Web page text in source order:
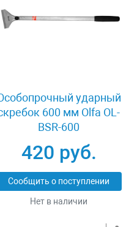
ударный
600 мм Olfa OL-
BSR-600
420 руб.
Сообщить о поступлении
Нет в наличии